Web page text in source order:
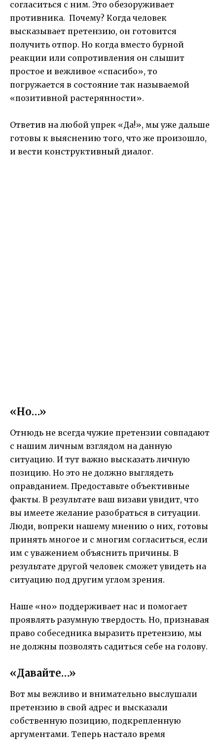
согласиться с ним. Это обезоруживает
противника. Почему? Когда человек
высказывает претензию, он готовится
получить отпор. Но когда вместо бурной
реакции или сопротивления он слышит
простое и вежливое «спасибо», то
погружается в состояние так называемой
«позитивной растерянности».
Ответив на любой упрек «Да!», мы уже дальше
готовы к выяснению того, что же произошло,
и вести конструктивный диалог.
«Но…»
Отнюдь не всегда чужие претензии совпадают
с нашим личным взглядом на данную
ситуацию. И тут важно высказать личную
позицию. Но это не должно выглядеть
оправданием. Предоставьте объективные
факты. В результате ваш визави увидит, что
вы имеете желание разобраться в ситуации.
Люди, вопреки нашему мнению о них, готовы
принять многое и с многим согласиться, если
им с уважением объяснить причины. В
результате другой человек сможет увидеть на
ситуацию под другим углом зрения.
Наше «но» поддерживает нас и помогает
проявлять разумную твердость. Но, признавая
право собеседника выразить претензию, мы
не должны позволять садиться себе на голову.
«Давайте…»
Вот мы вежливо и внимательно выслушали
претензию в свой адрес и высказали
собственную позицию, подкрепленную
аргументами. Теперь настало время